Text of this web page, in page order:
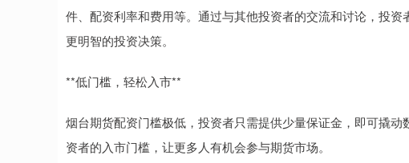
件、配资利率和费用等。通过与其他投资者的交流和讨论，投
更明智的投资决策。
**低门槛，轻松入市**
烟台期货配资门槛极低，投资者只需提供少量保证金，即可撬
资者的入市门槛，让更多人有机会参与期货市场。